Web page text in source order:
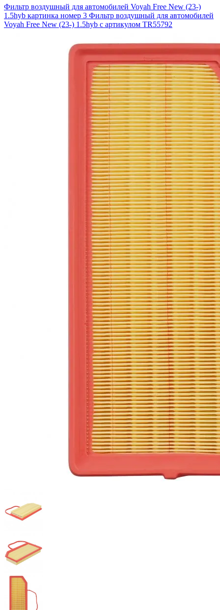
Фильтр воздушный для автомобилей Voyah Free New (23-)
1.5hyb картинка номер 3 Фильтр воздушный для автомобилей
Voyah Free New (23-) 1.5hyb с артикулом TR55792